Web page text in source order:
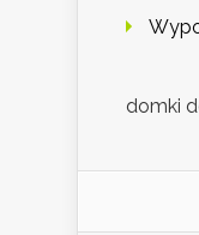
domki